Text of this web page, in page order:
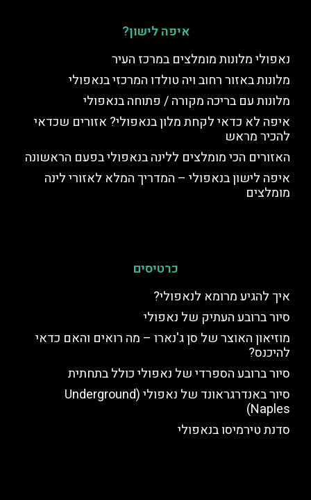
איפה לישון?
נאפולי מלונות מומלצים במרכז העיר
מלונות באזור רחוב ויה טולדו המרכזי בנאפולי
מלונות עם בריכה מקורה / פתוחה בנאפולי
איפה לא כדאי לקחת מלון בנאפולי? אזורים שכדאי
להכיר מראש
האזורים הכי מומלצים ללינה בנאפולי בפעם הראשונה
איפה לישון בנאפולי – המדריך המלא לאזורי לינה
מומלצים
כרטיסים
איך להגיע מרומא לנאפולי?
סיור ברובע העתיק של נאפולי
מוזיאון האוצר של סן ג'נארו – מה רואים והאם כדאי
להיכנס?
סיור ברובע הספרדי של נאפולי כולל בתחתית
סיור באנדרגראונד של נאפולי (Underground
Naples)
סדנת טירמיסו בנאפולי